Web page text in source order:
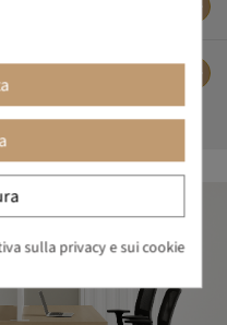
sulla privacy e sui cookie